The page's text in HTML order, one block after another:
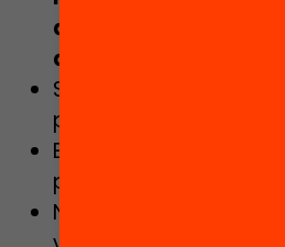
abans del divendres
de 2022.
Si vols, pots aportar
presentació però és
Et garantim la
procés de selecció.
No s’admetran